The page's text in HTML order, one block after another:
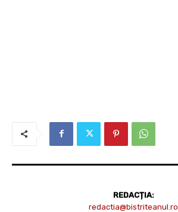
REDACȚIA:
redactia@bistriteanul.ro